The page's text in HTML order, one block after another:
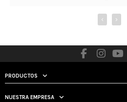
‹ ›
PRODUCTOS
NUESTRA EMPRESA